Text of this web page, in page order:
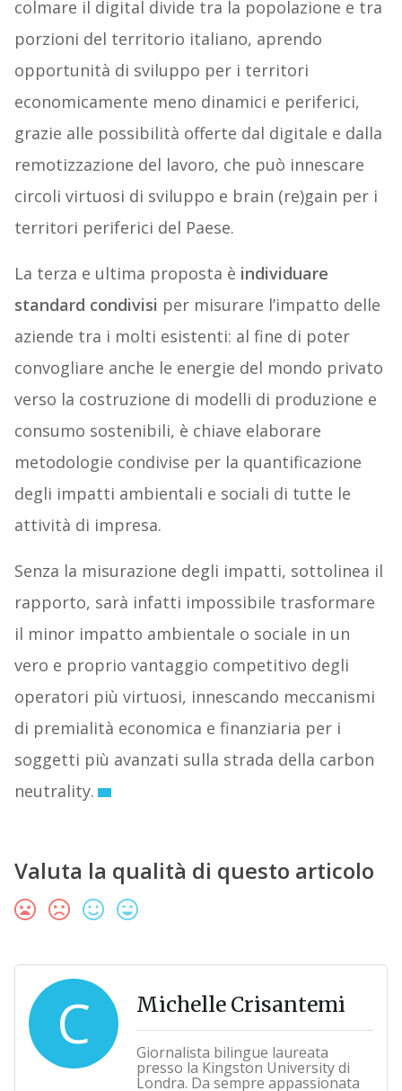
colmare il digital divide tra la popolazione e tra
porzioni del territorio italiano, aprendo
opportunità di sviluppo per i territori
economicamente meno dinamici e periferici,
grazie alle possibilità offerte dal digitale e dalla
remotizzazione del lavoro, che può innescare
circoli virtuosi di sviluppo e brain (re)gain per i
territori periferici del Paese.
La terza e ultima proposta è individuare
standard condivisi per misurare l’impatto delle
aziende tra i molti esistenti: al fine di poter
convogliare anche le energie del mondo privato
verso la costruzione di modelli di produzione e
consumo sostenibili, è chiave elaborare
metodologie condivise per la quantificazione
degli impatti ambientali e sociali di tutte le
attività di impresa.
Senza la misurazione degli impatti, sottolinea il
rapporto, sarà infatti impossibile trasformare
il minor impatto ambientale o sociale in un
vero e proprio vantaggio competitivo degli
operatori più virtuosi, innescando meccanismi
di premialità economica e finanziaria per i
soggetti più avanzati sulla strada della carbon
neutrality.
Valuta la qualità di questo articolo
C Michelle Crisantemi
Giornalista bilingue laureata
presso la Kingston University di
Londra. Da sempre appassionata